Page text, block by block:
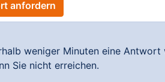
weniger Minuten eine
Sie nicht erreichen.